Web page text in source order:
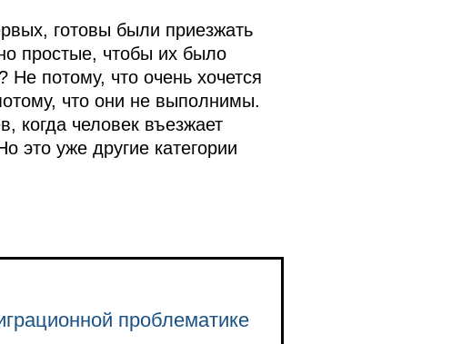
готовы были приезжать
простые, чтобы их было
потому, что очень хочется
что они не выполнимы.
когда человек въезжает
это уже другие категории
проблематике